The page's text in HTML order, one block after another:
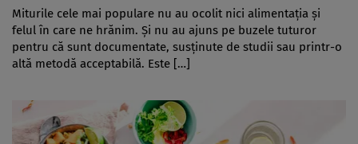
Miturile cele mai populare nu au ocolit nici alimentația și
felul în care ne hrănim. Și nu au ajuns pe buzele tuturor
pentru că sunt documentate, susținute de studii sau printr-o
altă metodă acceptabilă. Este […]